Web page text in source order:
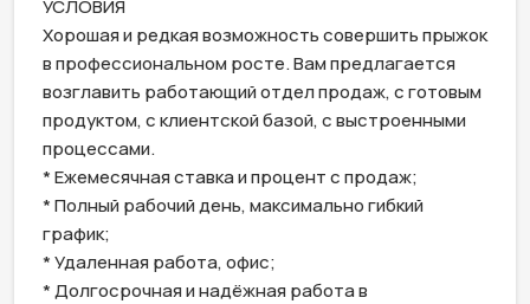
УСЛОВИЯ
Хорошая и редкая возможность совершить прыжок
в профессиональном росте. Вам предлагается
возглавить работающий отдел продаж, с готовым
продуктом, с клиентской базой, с выстроенными
процессами.
* Ежемесячная ставка и процент с продаж;
* Полный рабочий день, максимально гибкий
график;
* Удаленная работа, офис;
* Долгосрочная и надёжная работа в